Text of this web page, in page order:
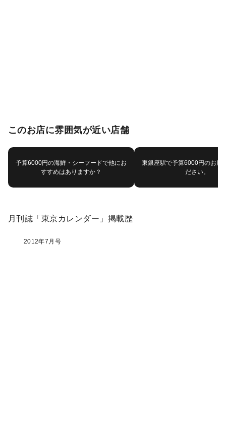
このお店に雰囲気が近い店舗
予算6000円の海鮮・シーフードで他にお
すすめはありますか？
東銀座駅で予算6000円のお店
ださい。
月刊誌「東京カレンダー」掲載歴
2012年7月号